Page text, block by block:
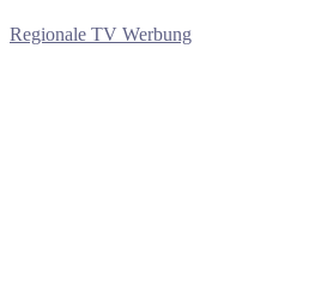
Regionale TV Werbung